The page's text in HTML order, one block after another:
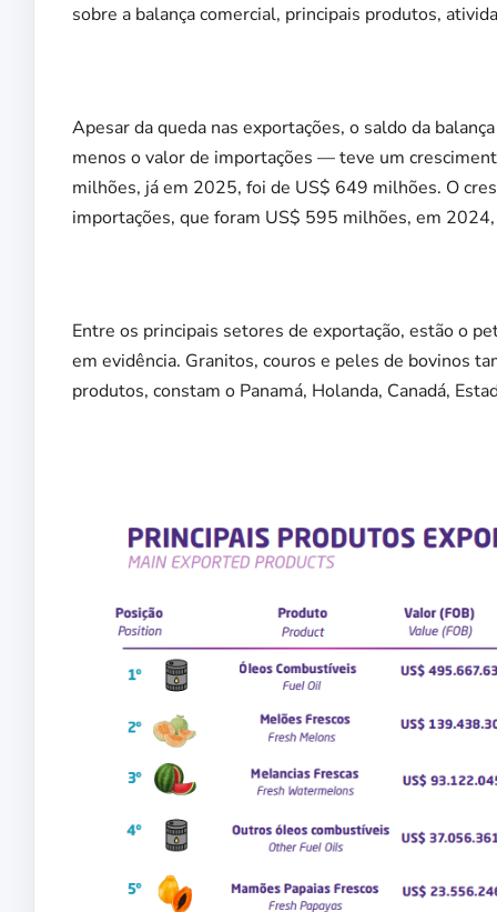
sobre a balança comercial, principais produtos,
Apesar da queda nas exportações, o saldo da
menos o valor de importações — teve um
milhões, já em 2025, foi de US$ 649 milhões. O
importações, que foram US$ 595 milhões, em
Entre os principais setores de exportação, estão o
em evidência. Granitos, couros e peles de bovinos
produtos, constam o Panamá, Holanda, Canadá,